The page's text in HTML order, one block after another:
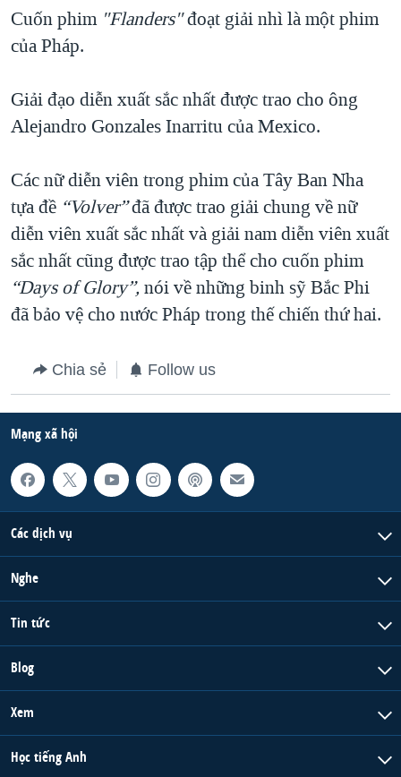
ĐỜI SỐNG
KINH TẾ
KHOA HỌC
SỨC KHOẺ
THỂ THAO
HÀNH TRÌNH BẦU CỬ 2024
MỘT NĂM CHIẾN TRANH TẠI DẢI GAZA
NGÀY TỊ NẠN THẾ GIỚI
TRỊNH VĨNH BÌNH - NGƯỜI HẠ 'BÊN THẮNG CUỘC'
GROUND ZERO – XƯA VÀ NAY
CHI PHÍ CHIẾN TRANH AFGHANISTAN
CÁC GIÁ TRỊ CỘNG HÒA Ở VIỆT NAM
THƯỢNG ĐỈNH TRUMP-KIM TẠI VIỆT NAM
TRỊNH VĨNH BÌNH VS. CHÍNH PHỦ VIỆT NAM
BÊN KIA QUỐC LỘ: TIẾNG VỌNG TỪ NÔNG THÔN MỸ
QUAN HỆ VIỆT MỸ
NGHE
Cuốn phim "Flanders"đoạt giải nhì là một phim
của Pháp.
Giải đạo diễn xuất sắc nhất được trao cho ông
Alejandro Gonzales Inarritu của Mexico.
Các nữ diễn viên trong phim của Tây Ban Nha
tựa đề “Volver”đã được trao giải chung về nữ
diễn viên xuất sắc nhất và giải nam diễn viên xuất
sắc nhất cũng được trao tập thể cho cuốn phim
“Days of Glory”, nói về những binh sỹ Bắc Phi
đã bảo vệ cho nước Pháp trong thế chiến thứ hai.
Chia sẻ Follow us
Mạng xã hội
Các dịch vụ
Nghe
Tin tức
Blog
Xem
Học tiếng Anh